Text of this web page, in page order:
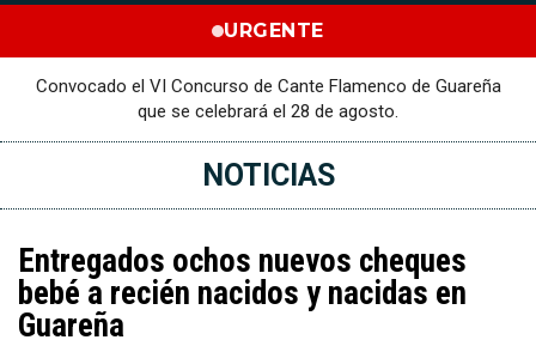
URGENTE
Convocado el VI Concurso de Cante Flamenco de Guareña
que se celebrará el 28 de agosto.
NOTICIAS
Entregados ochos nuevos cheques
bebé a recién nacidos y nacidas en
Guareña